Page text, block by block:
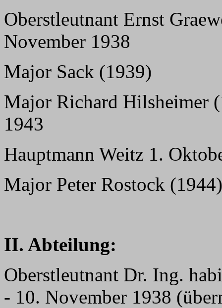
Oberstleutnant Ernst
November 1938
Major Sack (1939)
Major Richard Hilsheimer
1943
Hauptmann Weitz 1.
Major Peter Rostock
II. Abteilung:
Oberstleutnant Dr. Ing.
- 10. November 1938